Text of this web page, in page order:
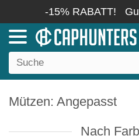
-15% RABATT!
Mützen: Angepasst
Nach